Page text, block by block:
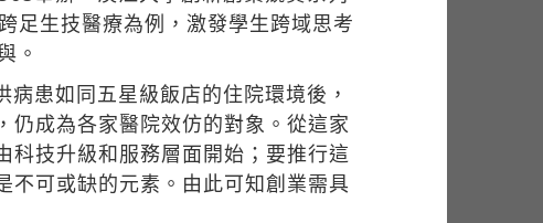
足生技醫療為例，激發學生跨域思考
。
患如同五星級飯店的住院環境後，
仍成為各家醫院效仿的對象。從這家
科技升級和服務層面開始；要推行這
不可或缺的元素。由此可知創業需具